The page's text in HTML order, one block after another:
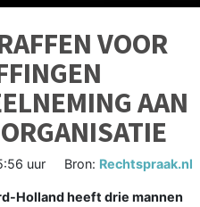
VOOR
AAN
uur Bron: Rechtspraak.nl
Holland heeft drie mannen